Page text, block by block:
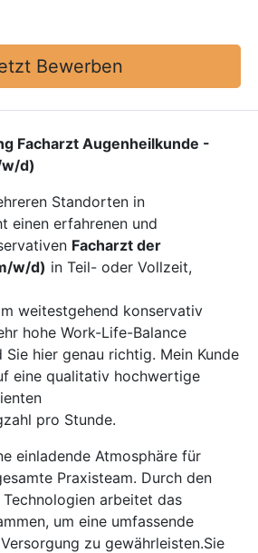
Bewerben
Facharzt Augenheilkunde -
d)
Standorten in
einen erfahrenen und
Facharzt der
w/d) in Teil- oder Vollzeit,
weitestgehend konservativ
hohe Work-Life-Balance
Sie hier genau richtig. Mein Kunde
eine qualitativ hochwertige
pro Stunde.
einladende Atmosphäre für
Praxisteam. Durch den
arbeitet das
um eine umfassende
zu gewährleisten.Sie